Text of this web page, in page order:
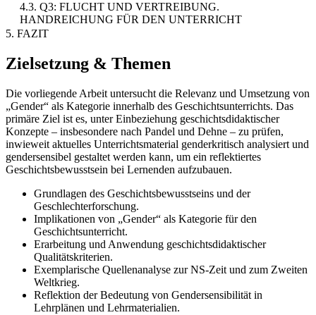
4.3. Q3: FLUCHT UND VERTREIBUNG.
HANDREICHUNG FÜR DEN UNTERRICHT
5. FAZIT
Zielsetzung & Themen
Die vorliegende Arbeit untersucht die Relevanz und Umsetzung von
„Gender“ als Kategorie innerhalb des Geschichtsunterrichts. Das
primäre Ziel ist es, unter Einbeziehung geschichtsdidaktischer
Konzepte – insbesondere nach Pandel und Dehne – zu prüfen,
inwieweit aktuelles Unterrichtsmaterial genderkritisch analysiert und
gendersensibel gestaltet werden kann, um ein reflektiertes
Geschichtsbewusstsein bei Lernenden aufzubauen.
Grundlagen des Geschichtsbewusstseins und der
Geschlechterforschung.
Implikationen von „Gender“ als Kategorie für den
Geschichtsunterricht.
Erarbeitung und Anwendung geschichtsdidaktischer
Qualitätskriterien.
Exemplarische Quellenanalyse zur NS-Zeit und zum Zweiten
Weltkrieg.
Reflektion der Bedeutung von Gendersensibilität in
Lehrplänen und Lehrmaterialien.